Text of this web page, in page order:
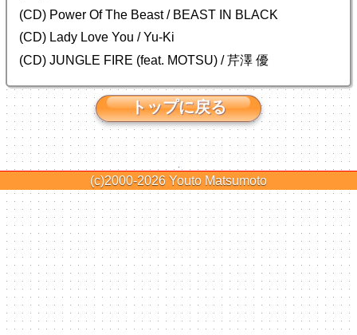
(CD) Power Of The Beast / BEAST IN BLACK
(CD) Lady Love You / Yu-Ki
(CD) JUNGLE FIRE (feat. MOTSU) / 芹澤 優
トップに戻る
(c)2000-2026 Youto Matsumoto